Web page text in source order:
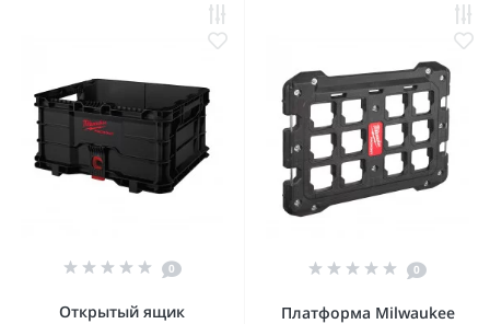
0
Открытый ящик
0
Платформа Milwaukee